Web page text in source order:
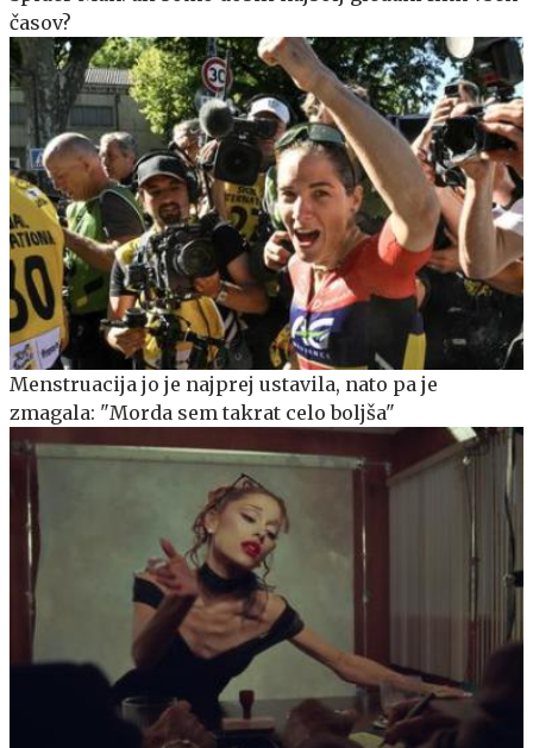
časov?
Menstruacija jo je najprej ustavila, nato pa je
zmagala: "Morda sem takrat celo boljša"